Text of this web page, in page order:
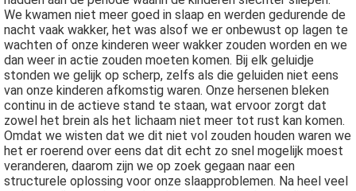
We kwamen niet meer goed in slaap en werden gedurende de
nacht vaak wakker, het was alsof we er onbewust op lagen te
wachten of onze kinderen weer wakker zouden worden en we
dan weer in actie zouden moeten komen. Bij elk geluidje
stonden we gelijk op scherp, zelfs als die geluiden niet eens
van onze kinderen afkomstig waren. Onze hersenen bleken
continu in de actieve stand te staan, wat ervoor zorgt dat
zowel het brein als het lichaam niet meer tot rust kan komen.
Omdat we wisten dat we dit niet vol zouden houden waren we
het er roerend over eens dat dit echt zo snel mogelijk moest
veranderen, daarom zijn we op zoek gegaan naar een
structurele oplossing voor onze slaapproblemen. Na heel veel